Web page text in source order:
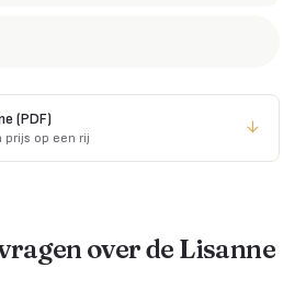
(PDF)
prijs op een rij
↓
over de Lisanne